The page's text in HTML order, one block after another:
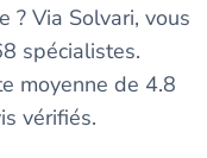
? Via Solvari, vous
spécialistes.
moyenne de 4.8
vérifiés.